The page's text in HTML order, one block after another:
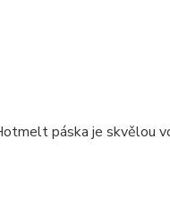
páska je skvělou